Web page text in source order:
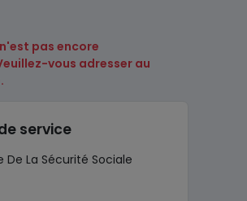
pas encore
vous adresser au
service
De La Sécurité Sociale